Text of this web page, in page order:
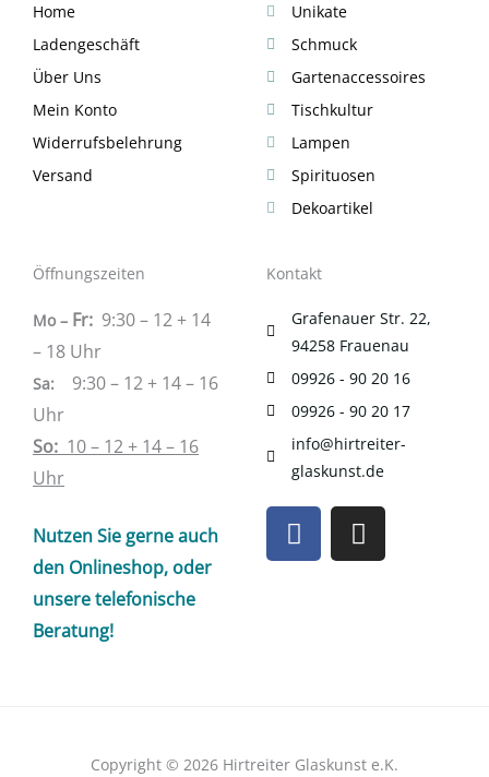
Home
Ladengeschäft
Über Uns
Mein Konto
Widerrufsbelehrung
Versand
Unikate
Schmuck
Gartenaccessoires
Tischkultur
Lampen
Spirituosen
Dekoartikel
Öffnungszeiten
Mo – Fr: 9:30 – 12 + 14
– 18 Uhr
Sa: 9:30 – 12 + 14 – 16
Uhr
So: 10 – 12 + 14 – 16
Uhr
Nutzen Sie gerne auch
den Onlineshop, oder
unsere telefonische
Beratung!
Kontakt
Grafenauer Str. 22,
94258 Frauenau
09926 - 90 20 16
09926 - 90 20 17
info@hirtreiter-
glaskunst.de
F
a
c
I
n
s
Copyright © 2026 Hirtreiter Glaskunst e.K.